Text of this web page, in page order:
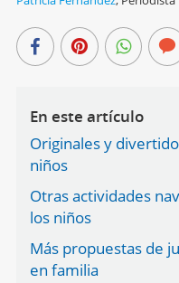
En este artículo
Originales y
niños
Otras actividades
los niños
Más propuestas de
en familia